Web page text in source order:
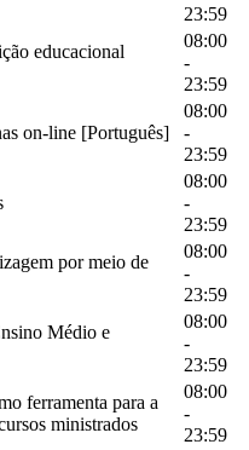
23:59
educacional
08:00
-
23:59
on-line [Português]
08:00
-
23:59
08:00
-
23:59
por meio de
08:00
-
23:59
Médio e
08:00
-
23:59
ferramenta para a
ministrados
08:00
-
23:59